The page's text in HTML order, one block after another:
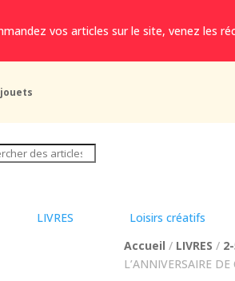
vos articles sur le site, venez les
LIVRES Loisirs créatifs
Accueil / LIVRES /
L’ANNIVERSAIRE